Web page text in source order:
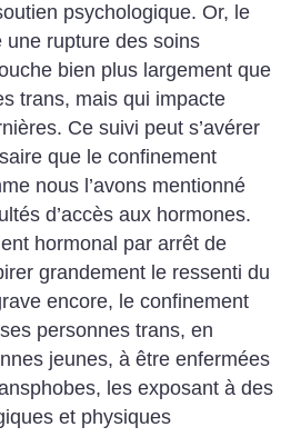
psychologique. Or, le
une rupture des soins
bien plus largement que
trans, mais qui impacte
Ce suivi peut s’avérer
que le confinement
nous l’avons mentionné
d’accès aux hormones.
hormonal par arrêt de
grandement le ressenti du
encore, le confinement
personnes trans, en
jeunes, à être enfermées
les exposant à des
et physiques